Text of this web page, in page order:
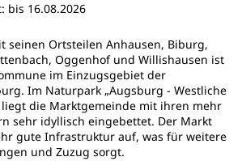
bis 16.08.2026
seinen Ortsteilen Anhausen, Biburg,
Oggenhof und Willishausen ist
im Einzugsgebiet der
Im Naturpark „Augsburg - Westliche
liegt die Marktgemeinde mit ihren mehr
sehr idyllisch eingebettet. Der Markt
gute Infrastruktur auf, was für weitere
und Zuzug sorgt.